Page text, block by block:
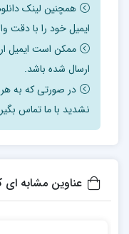
همچنین لینک
ایمیل خود را با دقت
ارسال شده باشد.
در صورتی که به هر
نشدید با ما تماس
عناوین مشابه